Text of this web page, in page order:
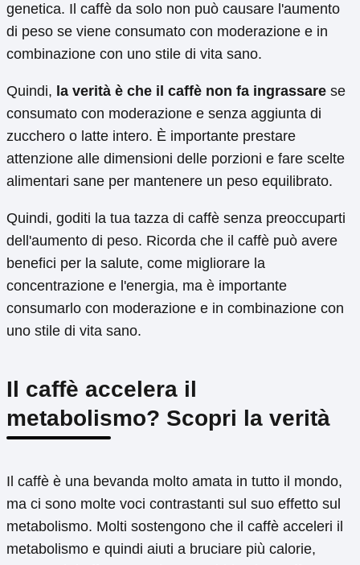
genetica. Il caffè da solo non può causare l'aumento
di peso se viene consumato con moderazione e in
combinazione con uno stile di vita sano.
Quindi, la verità è che il caffè non fa ingrassare se
consumato con moderazione e senza aggiunta di
zucchero o latte intero. È importante prestare
attenzione alle dimensioni delle porzioni e fare scelte
alimentari sane per mantenere un peso equilibrato.
Quindi, goditi la tua tazza di caffè senza preoccuparti
dell'aumento di peso. Ricorda che il caffè può avere
benefici per la salute, come migliorare la
concentrazione e l'energia, ma è importante
consumarlo con moderazione e in combinazione con
uno stile di vita sano.
Il caffè accelera il
metabolismo? Scopri la verità
Il caffè è una bevanda molto amata in tutto il mondo,
ma ci sono molte voci contrastanti sul suo effetto sul
metabolismo. Molti sostengono che il caffè acceleri il
metabolismo e quindi aiuti a bruciare più calorie,